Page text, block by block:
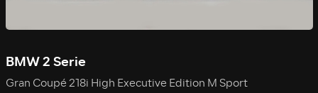
BMW 2 Serie
Gran Coupé 218i High Executive Edition M Sport